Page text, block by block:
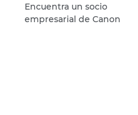
Encuentra un socio
empresarial de Canon